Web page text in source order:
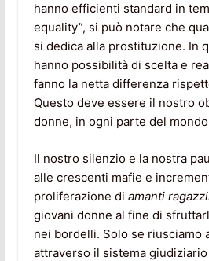
hanno efficienti standard in
equality”, si può notare che
si dedica alla prostituzione. In
hanno possibilità di scelta e
fanno la netta differenza
Questo deve essere il nostro
donne, in ogni parte del
Il nostro silenzio e la nostra
alle crescenti mafie e
proliferazione di amanti
giovani donne al fine di
nei bordelli. Solo se riusciamo
attraverso il sistema giudiziario